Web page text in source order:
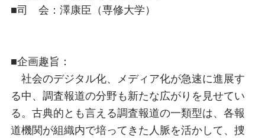
■司 会：澤康臣（専修大学）
■企画趣旨：
社会のデジタル化、メディア化が急速に進展す
る中、調査報道の分野も新たな広がりを見せてい
る。古典的とも言える調査報道の一類型は、各報
道機関が組織内で培ってきた人脈を活かして、捜